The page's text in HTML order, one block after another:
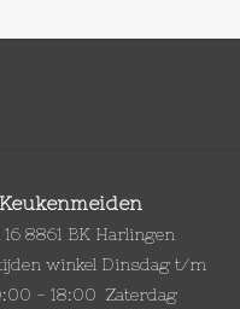
8861 BK Harlingen
winkel Dinsdag t/m
- 18:00 Zaterdag